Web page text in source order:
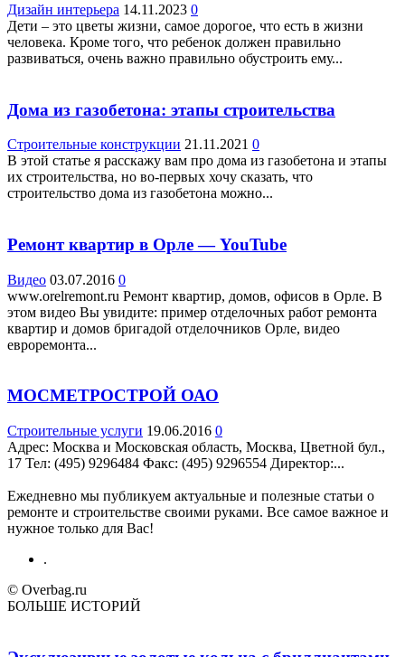
Дизайн интерьера 14.11.2023 0
Дети – это цветы жизни, самое дорогое, что есть в жизни
человека. Кроме того, что ребенок должен правильно
развиваться, очень важно правильно обустроить ему...
Дома из газобетона: этапы строительства
Строительные конструкции 21.11.2021 0
В этой статье я расскажу вам про дома из газобетона и этапы
их строительства, но во-первых хочу сказать, что
строительство дома из газобетона можно...
Ремонт квартир в Орле — YouTube
Видео 03.07.2016 0
www.orelremont.ru Ремонт квартир, домов, офисов в Орле. В
этом видео Вы увидите: пример отделочных работ ремонта
квартир и домов бригадой отделочников Орле, видео
евроремонта...
МОСМЕТРОСТРОЙ ОАО
Строительные услуги 19.06.2016 0
Адрес: Москва и Московская область, Москва, Цветной бул.,
17 Teл: (495) 9296484 Факс: (495) 9296554 Директор:...
Ежедневно мы публикуем актуальные и полезные статьи о
ремонте и строительстве своими руками. Все самое важное и
нужное только для Вас!
.
© Overbag.ru
БОЛЬШЕ ИСТОРИЙ